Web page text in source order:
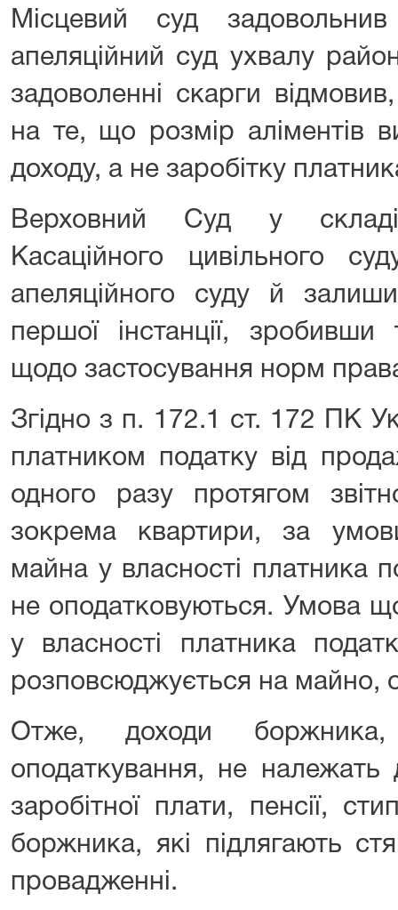
Місцевий суд
апеляційний суд ухвалу
задоволенні скарги
на те, що розмір аліментів
доходу, а не заробітку
Верховний Суд у складі
Касаційного цивільного
апеляційного суду й
першої інстанції, зробивши
щодо застосування норм
Згідно з п. 172.1 ст. 172 ПК
платником податку від
одного разу протягом
зокрема квартири, за
майна у власності платника
не оподатковуються. Умова
у власності платника
розповсюджується на майно,
Отже, доходи боржника,
оподаткування, не належать
заробітної плати, пенсії,
боржника, які підлягають
провадженні.